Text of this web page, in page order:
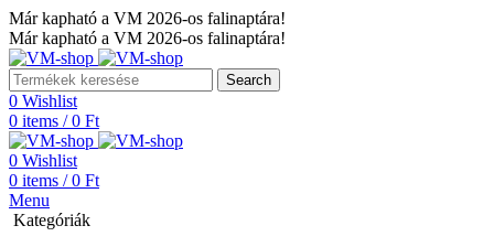
Már kapható a VM 2026-os falinaptára!
Már kapható a VM 2026-os falinaptára!
Search
0 Wishlist
0 items / 0 Ft
0 Wishlist
0 items / 0 Ft
Menu
Kategóriák